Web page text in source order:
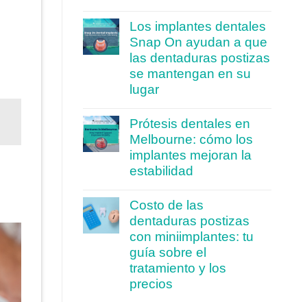
Los implantes dentales
Snap On ayudan a que
las dentaduras postizas
se mantengan en su
lugar
Prótesis dentales en
Melbourne: cómo los
implantes mejoran la
estabilidad
Costo de las
dentaduras postizas
con miniimplantes: tu
guía sobre el
tratamiento y los
precios